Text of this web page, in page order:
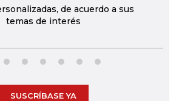
de acuerdo a sus
temas de interés
SUSCRÍBASE YA